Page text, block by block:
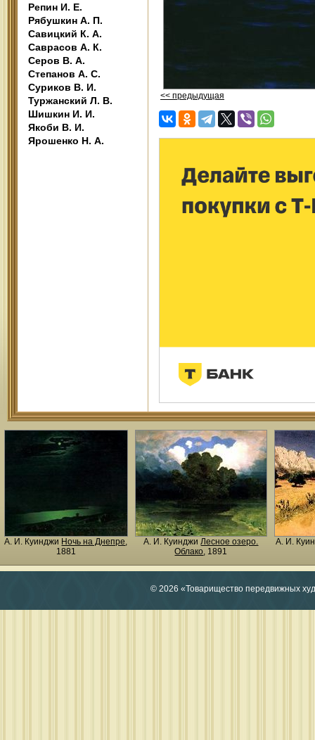
Репин И. Е.
Рябушкин А. П.
Савицкий К. А.
Саврасов А. К.
Серов В. А.
Степанов А. С.
Суриков В. И.
Туржанский Л. В.
Шишкин И. И.
Якоби В. И.
Ярошенко Н. А.
<< предыдущая
А. И. Куинджи Ночь на Днепре,
1881
А. И. КуинджиЛесное озеро.
Облако, 1891
А. И.
© 2026 «Товарищество передвижных